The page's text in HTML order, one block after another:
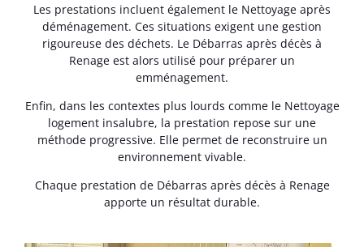
Les prestations incluent également le Nettoyage après
déménagement. Ces situations exigent une gestion
rigoureuse des déchets. Le Débarras après décès à
Renage est alors utilisé pour préparer un
emménagement.
Enfin, dans les contextes plus lourds comme le Nettoyage
logement insalubre, la prestation repose sur une
méthode progressive. Elle permet de reconstruire un
environnement vivable.
Chaque prestation de Débarras après décès à Renage
apporte un résultat durable.